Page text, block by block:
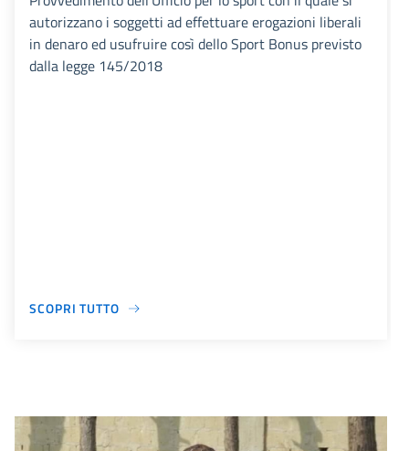
autorizzano i soggetti ad effettuare erogazioni liberali
in denaro ed usufruire così dello Sport Bonus previsto
dalla legge 145/2018
SCOPRI TUTTO